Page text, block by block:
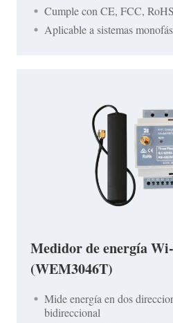
Cumple con CE, FCC,
Aplicable a sistemas
Medidor de energía
(WEM3046T)
Mide energía en dos
bidireccional